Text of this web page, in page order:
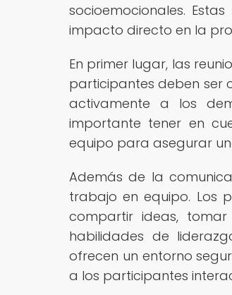
socioemocionales.
impacto directo en la
En primer lugar, las
participantes deben ser
activamente a los
importante tener en
equipo para asegurar
Además de la
trabajo en equipo. Los
compartir ideas,
habilidades de
ofrecen un entorno
a los participantes